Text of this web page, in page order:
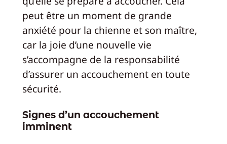
peut être un moment de grande
anxiété pour la chienne et son maître,
car la joie d’une nouvelle vie
s’accompagne de la responsabilité
d’assurer un accouchement en toute
sécurité.
Signes d’un accouchement
imminent